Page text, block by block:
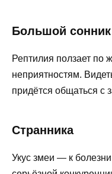
Большой
Рептилия ползает по
неприятностям.
придётся общаться с
Странника
Укус змеи — к